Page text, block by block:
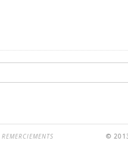
REMERCIEMENTS ©